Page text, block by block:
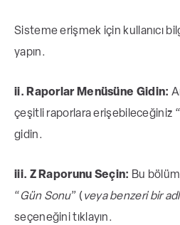
Sisteme erişmek için kullanıcı
yapın.
ii. Raporlar Menüsüne Gidin:
çeşitli raporlara erişebileceğiniz “
gidin.
iii. Z Raporunu Seçin: Bu
“Gün Sonu” ( veya benzeri bir
seçeneğini tıklayın.